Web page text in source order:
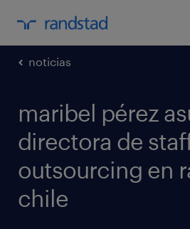
noticias
maribel pérez
directora de
outsourcing en
chile